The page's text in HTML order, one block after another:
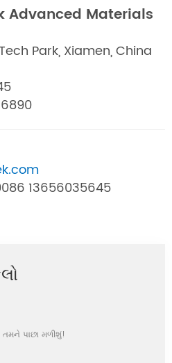
Advanced Materials
Park, Xiamen, China
13656035645
પાછા મળીશું!